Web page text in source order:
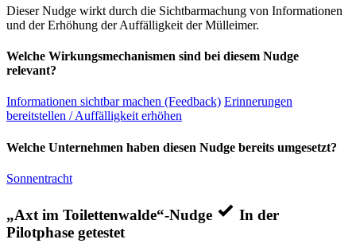
Dieser Nudge wirkt durch die Sichtbarmachung von Informationen
und der Erhöhung der Auffälligkeit der Mülleimer.
Welche Wirkungsmechanismen sind bei diesem Nudge
relevant?
Informationen sichtbar machen (Feedback) Erinnerungen
bereitstellen / Auffälligkeit erhöhen
Welche Unternehmen haben diesen Nudge bereits umgesetzt?
Sonnentracht
„Axt im Toilettenwalde“-Nudge
In der
Pilotphase getestet